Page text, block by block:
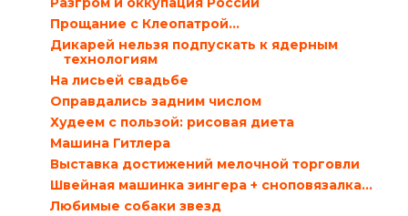
Прощание с Клеопатрой…
Дикарей нельзя подпускать к ядерным
технологиям
На лисьей свадьбе
Оправдались задним числом
Худеем с пользой: рисовая диета
Машина Гитлера
Выставка достижений мелочной торговли
Швейная машинка зингера + сноповязалка...
Любимые собаки звезд